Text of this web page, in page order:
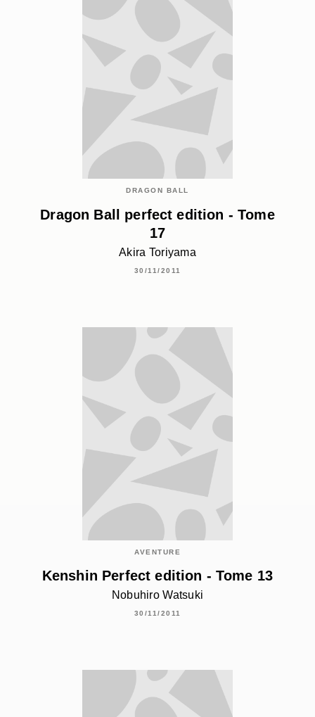
DRAGON BALL
Dragon Ball perfect edition - Tome
17
Akira Toriyama
30/11/2011
AVENTURE
Kenshin Perfect edition - Tome 13
Nobuhiro Watsuki
30/11/2011